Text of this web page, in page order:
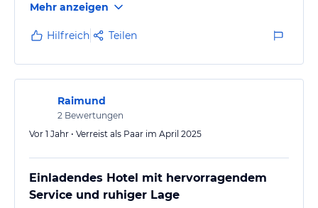
Mehr anzeigen
Hilfreich Teilen
Raimund
2 Bewertungen
Vor 1 Jahr • Verreist als Paar im April 2025
Einladendes Hotel mit hervorragendem
Service und ruhiger Lage